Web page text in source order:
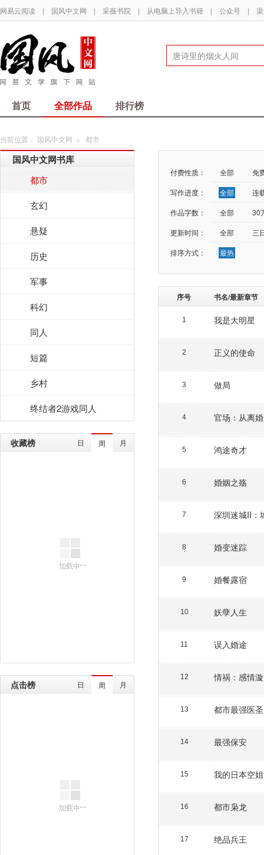
网易云阅读 | 国风中文网 | 采薇书院 | 从电脑上导入书籍 | 公众号 |
首页 全部作品 排行榜
当前位置： 国风中文网 > 都市
国风中文网书库
都市
玄幻
悬疑
历史
军事
科幻
同人
短篇
乡村
终结者2游戏同人
收藏榜 日 周 月
点击榜 日 周 月
付费性质： 全部
免
写作进度：
全部
连
作品字数：
全部
30
更新时间：
全部
三
排序方式：
最热
序号 书名/最新章节
1 我是大明星
2 正义的使命
3 做局
4 官场：从离
5 鸿途奇才
6 婚姻之殇
7 深圳迷城II：
8 婚变迷踪
9 婚餐露宿
10 妖孽人生
11 误入婚途
12 情祸：感情
13 都市最强医圣
14 最强保安
15 我的日本空
16 都市枭龙
17 绝品兵王